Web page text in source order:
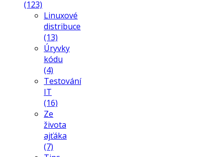
(123)
Linuxové
distribuce
(13)
Úryvky
kódu
(4)
Testování
IT
(16)
Ze
života
ajťáka
(7)